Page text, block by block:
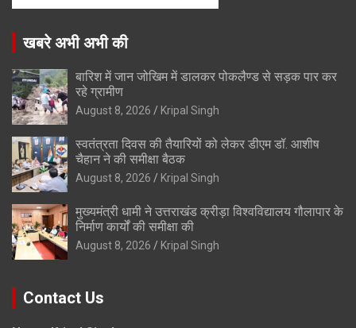
खबरे अभी अभी की
बारिश में जान जोखिम में डालकर पोकलैण्ड से सड़क पार कर
रहे ग्रामीण
August 8, 2026 Kripal Singh
स्वतंत्रता दिवस की तैयारियों को लेकर डीएम डॉ. आशीष
चैहान ने की समीक्षा बैठक
August 8, 2026 Kripal Singh
मुख्यमंत्री धामी ने उत्तराखंड क्रीड़ा विश्वविद्यालय गौलापार के
निर्माण कार्यों की समीक्षा की
August 8, 2026 Kripal Singh
Contact Us